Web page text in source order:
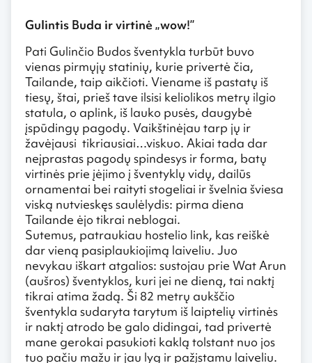
Gulintis Buda ir virtinė „wow!”
Pati Gulinčio Budos šventykla turbūt buvo
vienas pirmųjų statinių, kurie privertė čia,
Tailande, taip aikčioti. Viename iš pastatų iš
tiesų, štai, prieš tave ilsisi keliolikos metrų ilgio
statula, o aplink, iš lauko pusės, daugybė
įspūdingų pagodų. Vaikštinėjau tarp jų ir
žavėjausi tikriausiai…viskuo. Akiai tada dar
neįprastas pagodų spindesys ir forma, batų
virtinės prie įėjimo į šventyklų vidų, dailūs
ornamentai bei raityti stogeliai ir švelnia šviesa
viską nutvieskęs saulėlydis: pirma diena
Tailande ėjo tikrai neblogai.
Sutemus, patraukiau hostelio link, kas reiškė
dar vieną pasiplaukiojimą laiveliu. Juo
nevykau iškart atgalios: sustojau prie Wat Arun
(aušros) šventyklos, kuri jei ne dieną, tai naktį
tikrai atima žadą. Ši 82 metrų aukščio
šventykla sudaryta tarytum iš laiptelių virtinės
ir naktį atrodo be galo didingai, tad privertė
mane gerokai pasukioti kaklą tolstant nuo jos
tuo pačiu mažu ir jau lyg ir pažįstamu laiveliu.